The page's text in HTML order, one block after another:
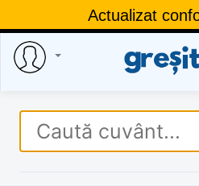
Actualizat